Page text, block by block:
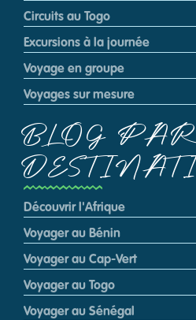
Circuits au Togo
Excursions à la journée
Voyage en groupe
Voyages sur mesure
BLOG PAR
Découvrir l'Afrique
Voyager au Bénin
Voyager au Cap-Vert
Voyager au Togo
Voyager au Sénégal